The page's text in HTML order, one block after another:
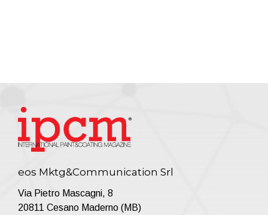
eos Mktg&Communication Srl
Via Pietro Mascagni, 8
20811 Cesano Maderno (MB)